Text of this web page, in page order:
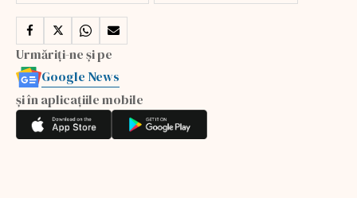
Urmăriți-ne și pe
Google News
și în aplicațiile mobile